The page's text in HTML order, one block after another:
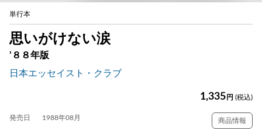
単行本
思いがけない涙
’８８年版
日本エッセイスト・クラブ
1,335 円 (税込)
発売日 1988年08月 商品情報